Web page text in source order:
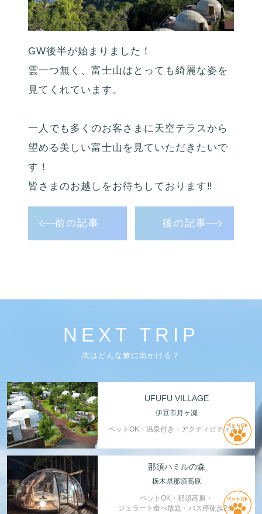
GW後半が始まりました！
雲一つ無く、富士山はとっても綺麗な姿を
見てくれています。
一人でも多くのお客さまに天空テラスから
望める美しい富士山を見ていただきたいで
す！
皆さまのお越しをお待ちしております‼️
前の記事 後の記事
NEXT TRIP
次はどんな旅に出かける？
UFUFU VILLAGE
伊豆市月ヶ瀬
ペットOK・温泉付き・アクティビティあり
那須ハミルの森
栃木県那須高原
ペットOK・那須高原・
ジェラート食べ放題・バス停徒歩2分